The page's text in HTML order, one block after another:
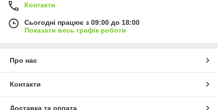
Контакти
Сьогодні працює з 09:00 до 18:00
Показати весь графік роботи
Про нас
Контакти
Доставка та оплата